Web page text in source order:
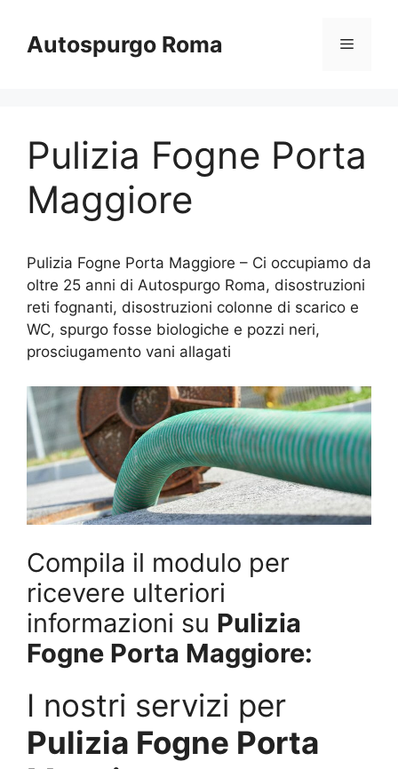
contenuto
Autospurgo Roma Menu
Pulizia Fogne Porta
Maggiore
Pulizia Fogne Porta Maggiore – Ci occupiamo da
oltre 25 anni di Autospurgo Roma, disostruzioni
reti fognanti, disostruzioni colonne di scarico e
WC, spurgo fosse biologiche e pozzi neri,
prosciugamento vani allagati
Compila il modulo per
ricevere ulteriori
informazioni su Pulizia
Fogne Porta Maggiore:
I nostri servizi per
Pulizia Fogne Porta